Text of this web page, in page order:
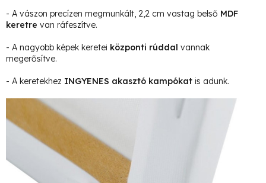
- A vászon precízen megmunkált, 2,2 cm vastag belső MDF
keretre van ráfeszítve.
- A nagyobb képek keretei központi rúddal vannak
megerősítve.
- A keretekhez INGYENES akasztó kampókat is adunk.